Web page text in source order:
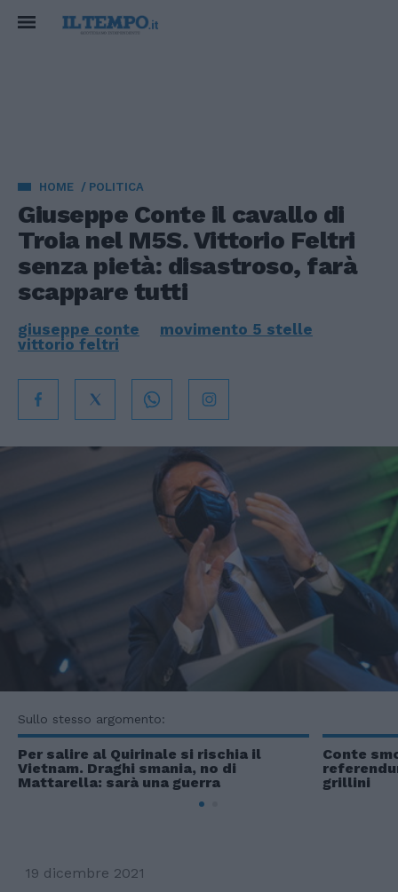
HOME POLITICA
Giuseppe Conte il cavallo di
Troia nel M5S. Vittorio Feltri
senza pietà: disastroso, farà
scappare tutti
giuseppe conte
movimento 5 stelle
vittorio feltri
Sullo stesso argomento:
Per salire al Quirinale si rischia il
Vietnam. Draghi smania, no di
Mattarella: sarà una guerra
Conte
grillini
19 dicembre 2021